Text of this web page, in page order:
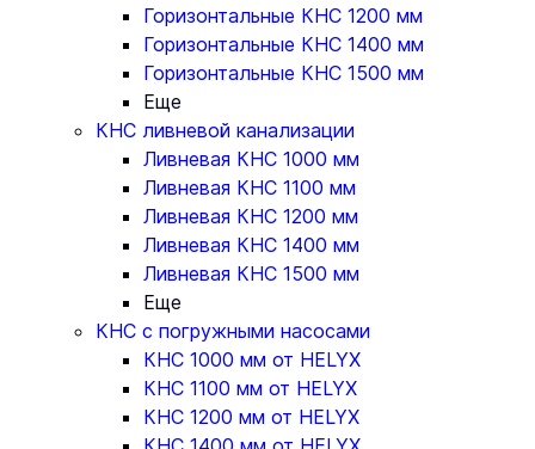
Горизонтальные КНС 1200 мм
Горизонтальные КНС 1400 мм
Горизонтальные КНС 1500 мм
Еще
КНС ливневой канализации
Ливневая КНС 1000 мм
Ливневая КНС 1100 мм
Ливневая КНС 1200 мм
Ливневая КНС 1400 мм
Ливневая КНС 1500 мм
Еще
КНС с погружными насосами
КНС 1000 мм от HELYX
КНС 1100 мм от HELYX
КНС 1200 мм от HELYX